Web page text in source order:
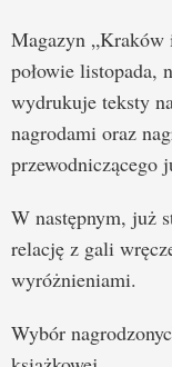
Magazyn
połowie listopada,
wydrukuje teksty
nagrodami oraz
przewodniczącego
W następnym, już
relację z gali
wyróżnieniami.
Wybór